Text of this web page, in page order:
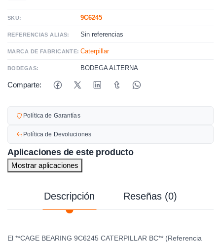
SKU: 9C6245
REFERENCIAS ALIAS: Sin referencias
MARCA DE FABRICANTE: Caterpillar
BODEGAS: BODEGA ALTERNA
Comparte:
Política de Garantías
Política de Devoluciones
Aplicaciones de este producto
Mostrar aplicaciones
Descripción Reseñas (0)
El **CAGE BEARING 9C6245 CATERPILLAR BC** (Referencia